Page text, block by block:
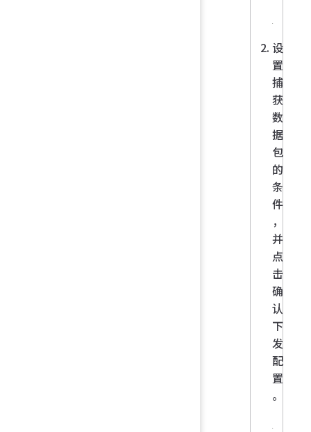
设
置
捕
获
数
据
包
的
条
件
，
并
点
击
确
认
下
发
配
置
。